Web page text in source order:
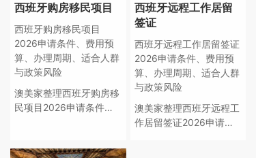
西班牙购房移民项目
西班牙购房移民项目
2026申请条件、费用预
算、办理周期、适合人群
与政策风险
澳美家整理西班牙购房移
民项目2026申请条件、
风险，帮助家庭评估身份
西班牙远程工作居留
签证
西班牙远程工作居留签证
2026申请条件、费用预
算、办理周期、适合人群
与政策风险
澳美家整理西班牙远程工
作居留签证2026申请条